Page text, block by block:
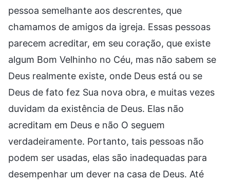
pessoa semelhante aos descrentes, que
chamamos de amigos da igreja. Essas pessoas
parecem acreditar, em seu coração, que existe
algum Bom Velhinho no Céu, mas não sabem se
Deus realmente existe, onde Deus está ou se
Deus de fato fez Sua nova obra, e muitas vezes
duvidam da existência de Deus. Elas não
acreditam em Deus e não O seguem
verdadeiramente. Portanto, tais pessoas não
podem ser usadas, elas são inadequadas para
desempenhar um dever na casa de Deus. Até